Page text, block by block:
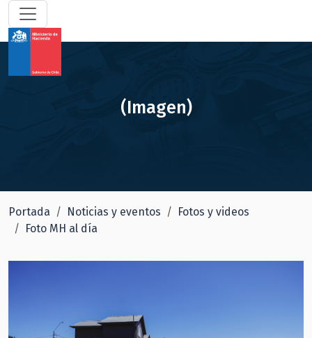
(Imagen)
Portada Noticias y eventos
Fotos y videos
Foto MH al día